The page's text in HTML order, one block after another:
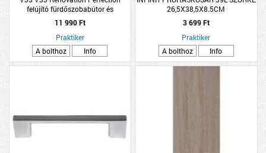
felújító fürdőszobabútor és
csempefesték 0,75l, fehér
11 990 Ft
Praktiker
A bolthoz
Info
26,5X38,5X8.5CM
3 699 Ft
Praktiker
A bolthoz
Info